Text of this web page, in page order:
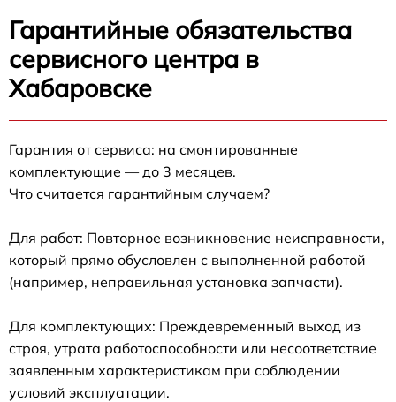
Гарантийные обязательства
сервисного центра в
Хабаровске
Гарантия от сервиса: на смонтированные
комплектующие — до 3 месяцев.
Что считается гарантийным случаем?
Для работ: Повторное возникновение неисправности,
который прямо обусловлен с выполненной работой
(например, неправильная установка запчасти).
Для комплектующих: Преждевременный выход из
строя, утрата работоспособности или несоответствие
заявленным характеристикам при соблюдении
условий эксплуатации.